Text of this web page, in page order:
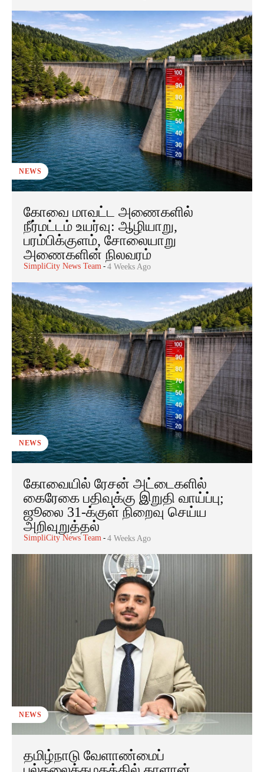
NEWS
கோவை மாவட்ட அணைகளில்
நீர்மட்டம் உயர்வு: ஆழியாறு,
பரம்பிக்குளம், சோலையாறு
அணைகளின் நிலவரம்
SimpliCity News Team - 4 Weeks Ago
NEWS
கோவையில் ரேசன் அட்டைகளில்
கைரேகை பதிவுக்கு இறுதி வாய்ப்பு;
ஜூலை 31-க்குள் நிறைவு செய்ய
அறிவுறுத்தல்
SimpliCity News Team - 4 Weeks Ago
NEWS
தமிழ்நாடு வேளாண்மைப்